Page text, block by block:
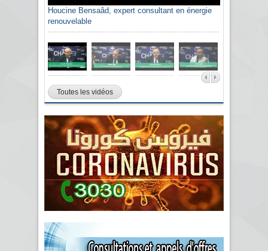
Houcine Bensaâd, expert consultant en énergie
renouvelable
Toutes les vidéos